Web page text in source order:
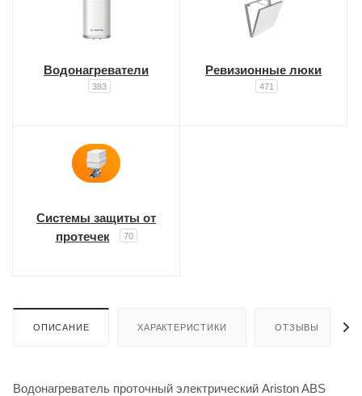
Водонагреватели
383
Ревизионные люки
471
Системы защиты от
протечек
70
ОПИСАНИЕ ХАРАКТЕРИСТИКИ ОТЗЫВЫ
Водонагреватель проточный электрический Ariston ABS